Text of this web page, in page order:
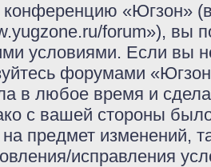
конференцию «Югзон»
forum»), вы
условиями. Если вы
форумами
в любое время и
с вашей стороны
на предмет изменений,
исправления